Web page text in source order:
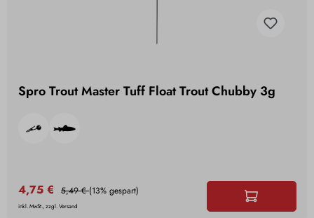
Spro Trout Master Tuff Float Trout Chubby 3g
4,75 € 5,49 €(13% gespart)
inkl. MwSt., zzgl. Versand